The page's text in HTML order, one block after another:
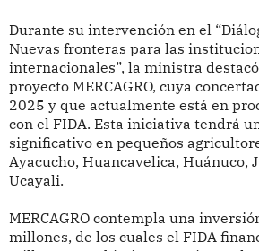
Durante su intervención en el
Nuevas fronteras para las
internacionales”, la ministra
proyecto MERCAGRO, cuya
2025 y que actualmente está en
con el FIDA. Esta iniciativa tendrá
significativo en pequeños
Ayacucho, Huancavelica, Huánuco,
Ucayali.
MERCAGRO contempla una
millones, de los cuales el FIDA